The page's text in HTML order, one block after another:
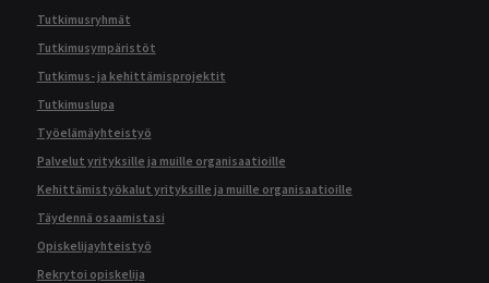
Tutkimusryhmät
Tutkimusympäristöt
Tutkimus- ja kehittämisprojektit
Tutkimuslupa
Työelämäyhteistyö
Palvelut yrityksille ja muille organisaatioille
Kehittämistyökalut yrityksille ja muille organisaatioille
Täydennä osaamistasi
Opiskelijayhteistyö
Rekrytoi opiskelija